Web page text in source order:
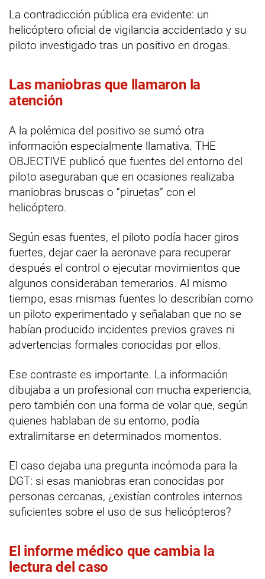
La contradicción pública era evidente: un
helicóptero oficial de vigilancia accidentado y su
piloto investigado tras un positivo en drogas.
Las maniobras que llamaron la
atención
A la polémica del positivo se sumó otra
información especialmente llamativa. THE
OBJECTIVE publicó que fuentes del entorno del
piloto aseguraban que en ocasiones realizaba
maniobras bruscas o “piruetas” con el
helicóptero.
Según esas fuentes, el piloto podía hacer giros
fuertes, dejar caer la aeronave para recuperar
después el control o ejecutar movimientos que
algunos consideraban temerarios. Al mismo
tiempo, esas mismas fuentes lo describían como
un piloto experimentado y señalaban que no se
habían producido incidentes previos graves ni
advertencias formales conocidas por ellos.
Ese contraste es importante. La información
dibujaba a un profesional con mucha experiencia,
pero también con una forma de volar que, según
quienes hablaban de su entorno, podía
extralimitarse en determinados momentos.
El caso dejaba una pregunta incómoda para la
DGT: si esas maniobras eran conocidas por
personas cercanas, ¿existían controles internos
suficientes sobre el uso de sus helicópteros?
El informe médico que cambia la
lectura del caso